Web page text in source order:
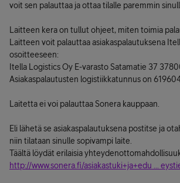
voit sen palauttaa ja ottaa tilalle paremmin
Laitteen kera on tullut ohjeet, miten toimia
Laitteen voit palauttaa asiakaspalautuksena
osoitteeseen:
Itella Logistics Oy E-varasto Satamatie 37
Asiakaspalautusten logistiikkatunnus on
Laitetta ei voi palauttaa Sonera kauppaan.
Eli lähetä se asiakaspalautuksena postitse ja
niin tilataan sinulle sopivampi laite.
Täältä löydät erilaisia
http://www.sonera.fi/asiakastuki+ja+edu ...